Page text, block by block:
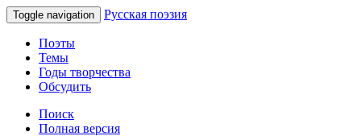
Toggle navigation Русская поэзия
Поэты
Темы
Годы творчества
Обсудить
Поиск
Полная версия